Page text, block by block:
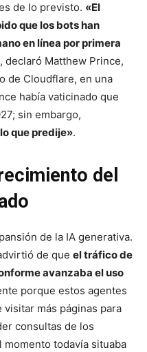
de lo previsto. «El
que los bots han
en línea por primera
, declaró Matthew Prince,
de Cloudflare, en una
había vaticinado que
sin embargo,
que predije».
del
de la IA generativa.
de que el tráfico de
avanzaba el uso
porque estos agentes
más páginas para
consultas de los
momento todavía situaba